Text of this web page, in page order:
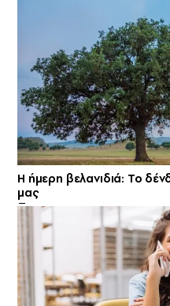
Η ήμερη βελανιδιά: Το
μας